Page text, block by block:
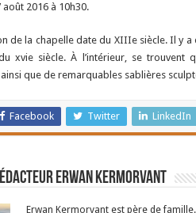
2016 à 10h30.
de la chapelle date du XIIIe siècle. Il y
xvie siècle. À l’intérieur, se trouvent
que de remarquables sablières
Facebook Twitter LinkedIn
Erwan Kermorvant
Erwan Kermorvant est père de